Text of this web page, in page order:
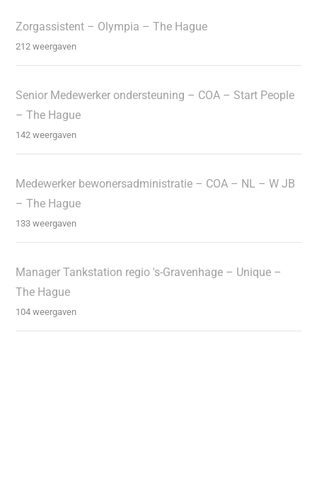
Zorgassistent – Olympia – The Hague
212 weergaven
Senior Medewerker ondersteuning – COA – Start People
– The Hague
142 weergaven
Medewerker bewonersadministratie – COA – NL – W JB
– The Hague
133 weergaven
Manager Tankstation regio 's-Gravenhage – Unique –
The Hague
104 weergaven